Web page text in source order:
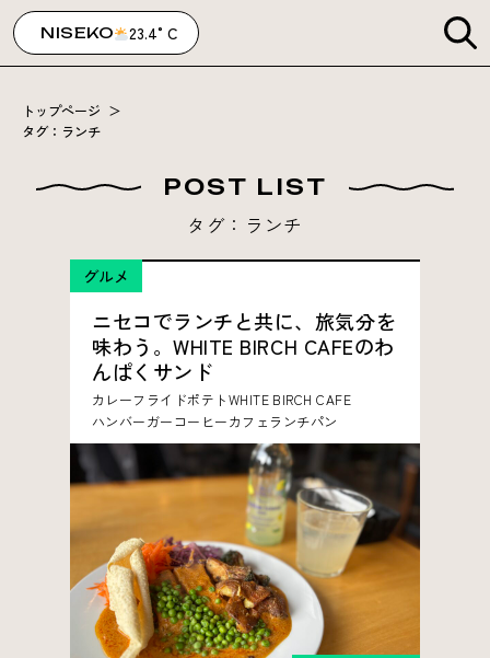
NISEKO 23.4°C
トップページ ＞
タグ：ランチ
POST LIST
タグ：ランチ
グルメ
ニセコでランチと共に、旅気分を
味わう。WHITE BIRCH CAFEのわ
んぱくサンド
カレーフライドポテトWHITE BIRCH CAFE
ハンバーガーコーヒーカフェ ランチパン